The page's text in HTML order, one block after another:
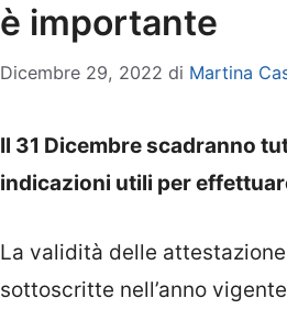
è importante
Dicembre 29, 2022 di Martina
Il 31 Dicembre scadranno
indicazioni utili per
La validità delle
sottoscritte nell’anno